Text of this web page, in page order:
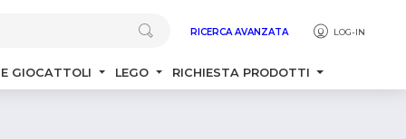
RICERCA AVANZATA LOG-IN
GIOCATTOLI LEGO RICHIESTA PRODOTTI